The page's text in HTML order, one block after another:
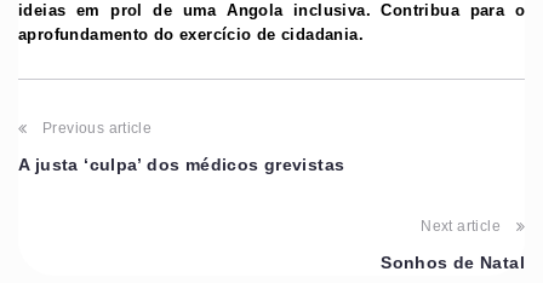
ideias em prol de uma Angola inclusiva. Contribua para o
aprofundamento do exercício de cidadania.
Previous article
A justa ‘culpa’ dos médicos grevistas
Next article
Sonhos de Natal